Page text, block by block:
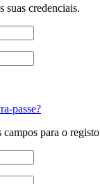
suas credenciais.
passe?
campos para o registo